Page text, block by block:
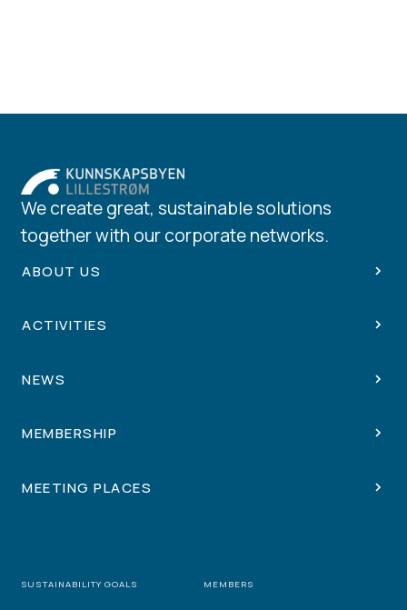
We create great, sustainable solutions
together with our corporate networks.
ABOUT US
ACTIVITIES
NEWS
MEMBERSHIP
MEETING PLACES
SUSTAINABILITY GOALS MEMBERS